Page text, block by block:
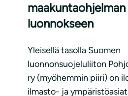
maakuntaohjelman
luonnokseen
Yleisellä tasolla Suomen
luonnonsuojeluliiton
ry (myöhemmin piiri) on
ilmasto- ja